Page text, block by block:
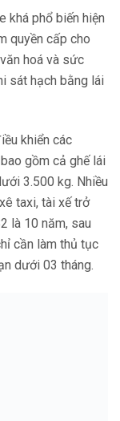
khá phổ biến hiện
quyền cấp cho
hoá và sức
sát hạch bằng lái
khiển các
gồm cả ghế lái
3.500 kg. Nhiều
taxi, tài xế trở
là 10 năm, sau
cần làm thủ tục
dưới 03 tháng.